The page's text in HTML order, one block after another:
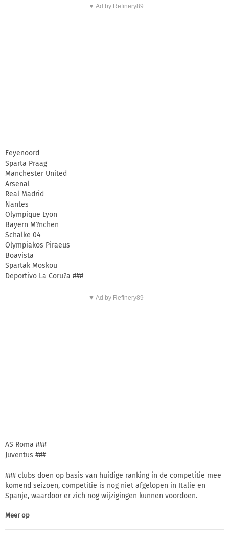
▼ Ad by Refinery89
Feyenoord
Sparta Praag
Manchester United
Arsenal
Real Madrid
Nantes
Olympique Lyon
Bayern M?nchen
Schalke 04
Olympiakos Piraeus
Boavista
Spartak Moskou
Deportivo La Coru?a ###
▼ Ad by Refinery89
AS Roma ###
Juventus ###
### clubs doen op basis van huidige ranking in de competitie mee
komend seizoen, competitie is nog niet afgelopen in Italie en
Spanje, waardoor er zich nog wijzigingen kunnen voordoen.
Meer op